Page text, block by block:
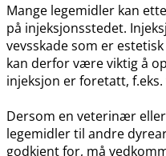
Mange legemidler kan
på injeksjonsstedet.
vevsskade som er
kan derfor være viktig å
injeksjon er foretatt,
Dersom en veterinær
legemidler til andre
godkjent for, må